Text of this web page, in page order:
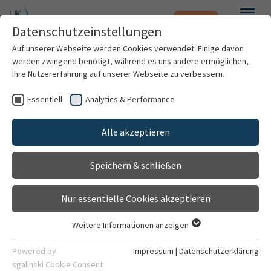
Zum Hauptinhalt springen Notfall
Patienten & Besucher
Kliniken & Institute
Forschung
Karriere
Dr. sc. hum. Christine Faller
Wiss. Mitarbeiterin
AMTS: Medikationsprozess und Klinische Pharmazie
Datenschutzeinstellungen
Auf unserer Webseite werden Cookies verwendet. Einige davon
werden zwingend benötigt, während es uns andere ermöglichen,
Ihre Nutzererfahrung auf unserer Webseite zu verbessern.
Essentiell Analytics & Performance
Alle akzeptieren
Speichern & schließen
Nur essentielle Cookies akzeptieren
Essentielle Cookies werden für grundlegende Funktionen der
Webseite benötigt. Dadurch ist gewährleistet, dass die
Weitere Informationen anzeigen
Powered by
sgalinski Cookie Consent
Impressum | Datenschutzerklärung